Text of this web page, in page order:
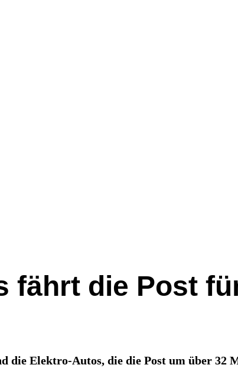
fährt die Post
die Elektro-Autos, die die Post um über